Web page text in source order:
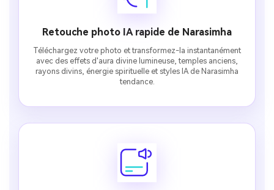
Retouche photo IA rapide de Narasimha
Téléchargez votre photo et transformez-la instantanément
avec des effets d'aura divine lumineuse, temples anciens,
rayons divins, énergie spirituelle et styles IA de Narasimha
tendance.